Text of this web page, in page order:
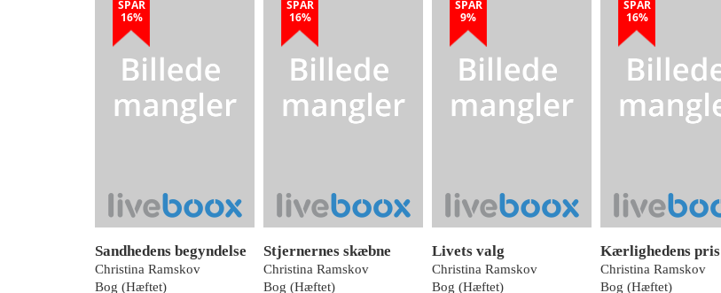
SPAR
16%
Sandhedens begyndelse
Christina Ramskov
Bog (Hæftet)
SPAR
16%
Stjernernes skæbne
Christina Ramskov
Bog (Hæftet)
SPAR
9%
Livets valg
Christina Ramskov
Bog (Hæftet)
SPAR
16%
Kærlighedens pris
Christina Ramskov
Bog (Hæftet)